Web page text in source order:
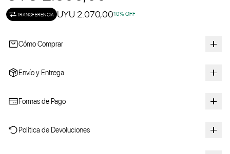
TRANSFERENCIA UYU 2.070,0010% OFF
Cómo Comprar
Envío y Entrega
Formas de Pago
Política de Devoluciones